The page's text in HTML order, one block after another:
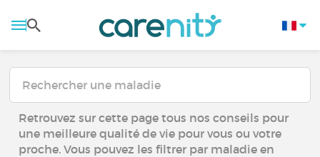
Retrouvez sur cette page tous nos conseils pour
une meilleure qualité de vie pour vous ou votre
proche. Vous pouvez les filtrer par maladie en